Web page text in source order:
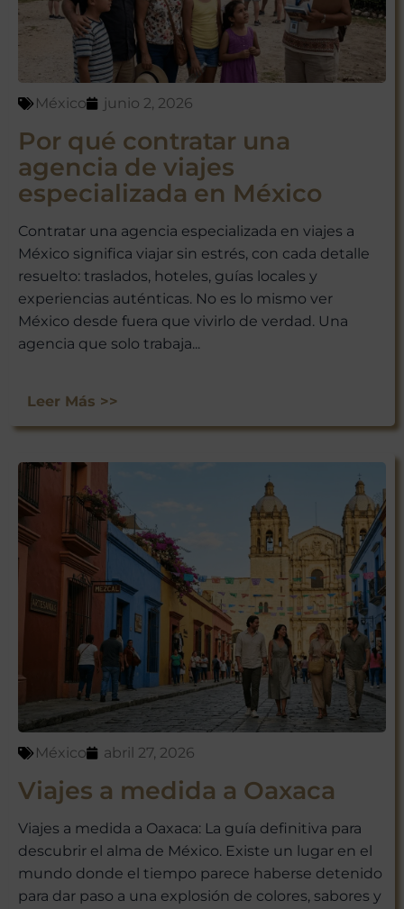
México junio 2, 2026
Por qué contratar una
agencia de viajes
especializada en México
Contratar una agencia especializada en viajes a
México significa viajar sin estrés, con cada detalle
resuelto: traslados, hoteles, guías locales y
experiencias auténticas. No es lo mismo ver
México desde fuera que vivirlo de verdad. Una
agencia que solo trabaja...
Leer Más >>
México abril 27, 2026
Viajes a medida a Oaxaca
Viajes a medida a Oaxaca: La guía definitiva para
descubrir el alma de México. Existe un lugar en el
mundo donde el tiempo parece haberse detenido
para dar paso a una explosión de colores, sabores y